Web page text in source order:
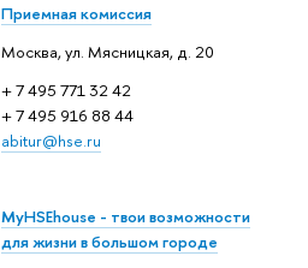
Приемная комиссия
Москва, ул. Мясницкая, д. 20
+ 7 495 771 32 42
+ 7 495 916 88 44
abitur@hse.ru
MyHSEhouse - твои возможности
для жизни в большом городе